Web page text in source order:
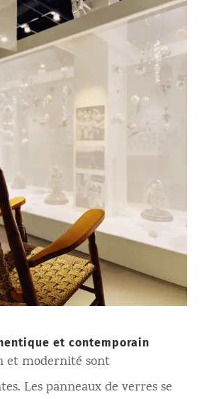
et contemporain
et modernité sont
Les panneaux de verres se